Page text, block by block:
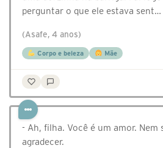
perguntar o que ele estava sent…
(Asafe, 4 anos)
Corpo e beleza Mãe
- Ah, filha. Você é um amor. Nem
agradecer.